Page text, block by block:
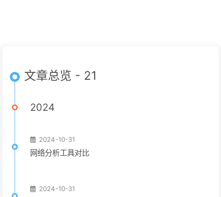
文章总览 - 21
2024
2024-10-31
网络分析工具对比
2024-10-31